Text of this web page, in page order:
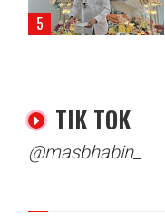
TIK TOK
@masbhabin_